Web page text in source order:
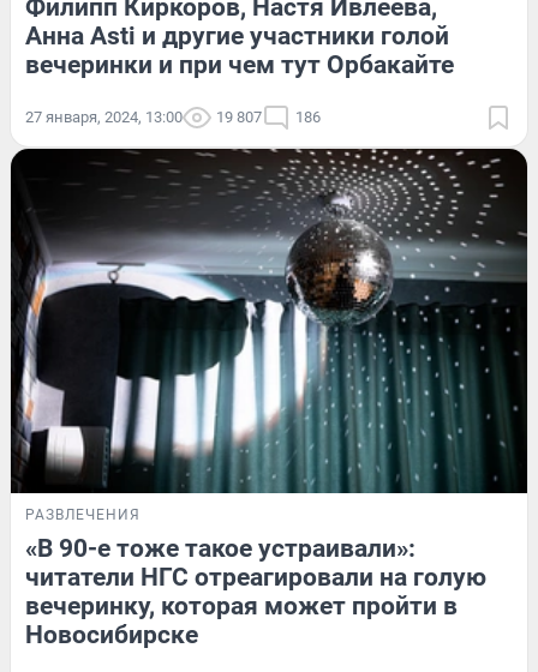
Филипп Киркоров, Настя Ивлеева,
Анна Asti и другие участники голой
вечеринки и при чем тут Орбакайте
27 января, 2024, 13:00 19 807 186
РАЗВЛЕЧЕНИЯ
«В 90-е тоже такое устраивали»:
читатели НГС отреагировали на голую
вечеринку, которая может пройти в
Новосибирске